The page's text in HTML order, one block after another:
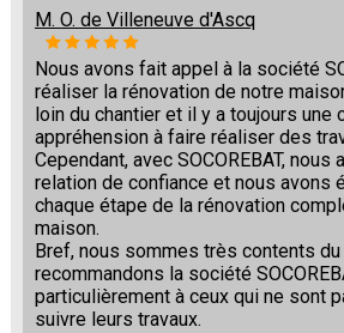
M. O. de Villeneuve d'Ascq
Nous avons fait appel à la société
réaliser la rénovation de notre
loin du chantier et il y a toujours une
appréhension à faire réaliser des
Cependant, avec SOCOREBAT, nous
relation de confiance et nous avons
chaque étape de la rénovation
maison.
Bref, nous sommes très contents
recommandons la société
particulièrement à ceux qui ne sont
suivre leurs travaux.